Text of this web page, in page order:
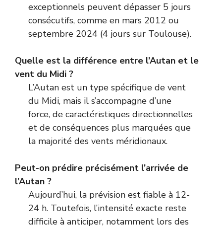
exceptionnels peuvent dépasser 5 jours
consécutifs, comme en mars 2012 ou
septembre 2024 (4 jours sur Toulouse).
Quelle est la différence entre l’Autan et le
vent du Midi ?
L’Autan est un type spécifique de vent
du Midi, mais il s’accompagne d’une
force, de caractéristiques directionnelles
et de conséquences plus marquées que
la majorité des vents méridionaux.
Peut-on prédire précisément l’arrivée de
l’Autan ?
Aujourd’hui, la prévision est fiable à 12-
24 h. Toutefois, l’intensité exacte reste
difficile à anticiper, notamment lors des